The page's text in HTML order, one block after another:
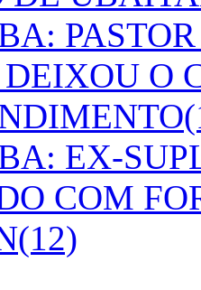
O
EX-
COM